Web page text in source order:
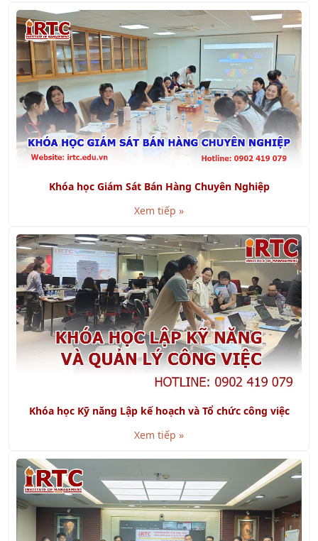
Khóa học Giám Sát Bán Hàng Chuyên Nghiệp
Xem tiếp »
Khóa học Kỹ năng Lập kế hoạch và Tổ chức công việc
Xem tiếp »